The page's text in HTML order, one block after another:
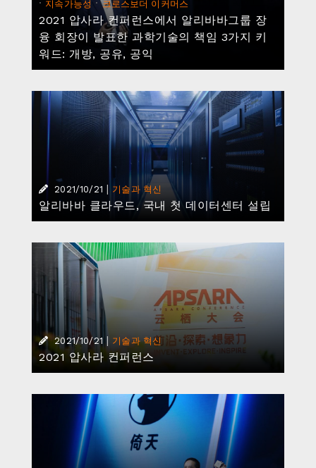
· 지속가능성 ·크로스보더 이커머스
2021 압사라 컨퍼런스에서 알리바바그룹 장
융 회장이 발표한 과학기술의 책임 3가지 키
워드: 개방, 공유, 공익
2021/10/21 | 기술과 혁신
알리바바 클라우드, 국내 첫 데이터센터 설립
2021/10/21 | 기술과 혁신
2021 압사라 컨퍼런스